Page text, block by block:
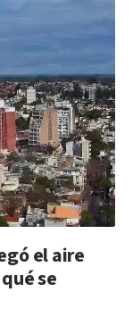
el aire
se